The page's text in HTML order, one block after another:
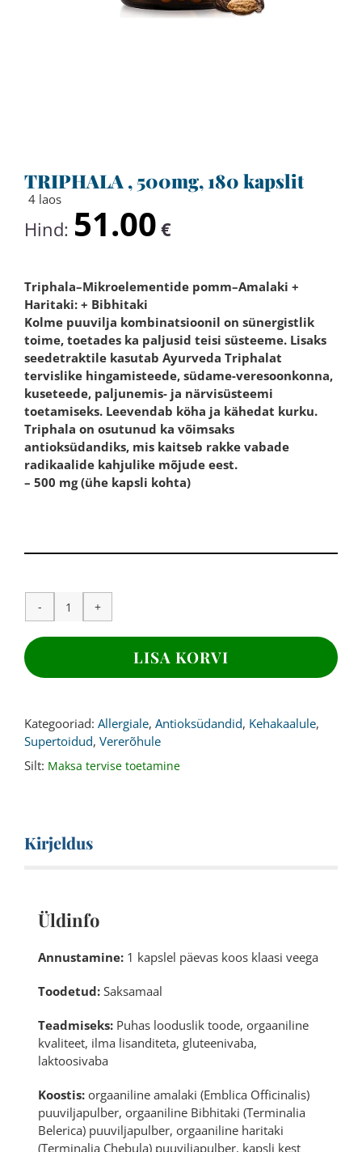
TRIPHALA , 500mg, 180 kapslit
4 laos
Hind: 51.00 €
Triphala–Mikroelementide pomm–Аmalaki +
Haritaki: + Bibhitaki
Kolme puuvilja kombinatsioonil on sünergistlik
toime, toetades ka paljusid teisi süsteeme. Lisaks
seedetraktile kasutab Ayurveda Triphalat
tervislike hingamisteede, südame-veresoonkonna,
kuseteede, paljunemis- ja närvisüsteemi
toetamiseks. Leevendab köha ja kähedat kurku.
Triphala on osutunud ka võimsaks
antioksüdandiks, mis kaitseb rakke vabade
radikaalide kahjulike mõjude eest.
– 500 mg (ühe kapsli kohta)
TRIPHALA
LISA KORVI
Kategooriad: Allergiale, Antioksüdandid, Kehakaalule,
Supertoidud, Vererõhule
Silt: Maksa tervise toetamine
Kirjeldus
Üldinfo
Annustamine: 1 kapslel päevas koos klaasi veega
Toodetud:Saksamaal
Teadmiseks:Puhas looduslik toode, orgaaniline
kvaliteet, ilma lisanditeta, gluteenivaba,
laktoosivaba
Koostis:orgaaniline amalaki (Emblica Officinalis)
puuviljapulber, orgaaniline Bibhitaki (Terminalia
Belerica) puuviljapulber, orgaaniline haritaki
(Terminalia Chebula) puuviljapulber, kapsli kest